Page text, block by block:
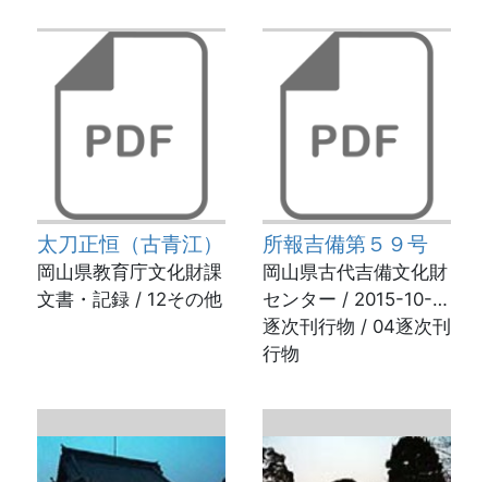
太刀正恒（古青江）
岡山県教育庁文化財課
文書・記録 / 12その他
所報吉備第５９号
岡山県古代吉備文化財
センター / 2015-10-
02
逐次刊行物 / 04逐次刊
行物